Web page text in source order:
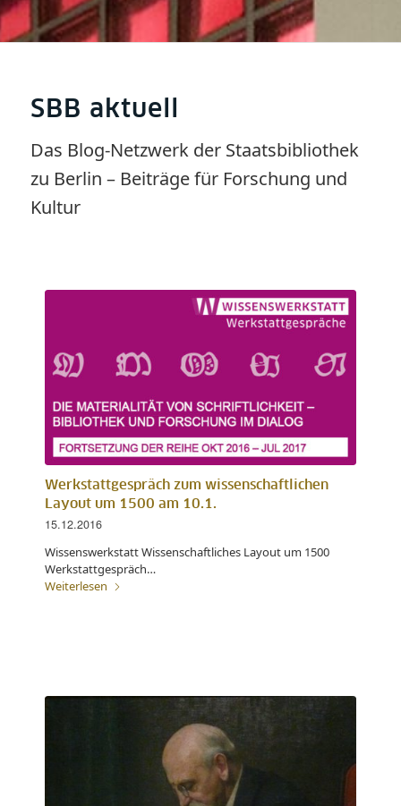
SBB aktuell
Das Blog-Netzwerk der Staatsbibliothek
zu Berlin – Beiträge für Forschung und
Kultur
Werkstattgespräch zum wissenschaftlichen
Layout um 1500 am 10.1.
15.12.2016
Wissenswerkstatt Wissenschaftliches Layout um 1500
Werkstattgespräch…
Weiterlesen